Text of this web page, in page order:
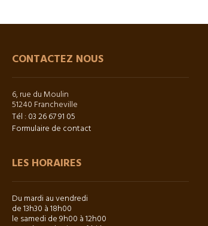
CONTACTEZ NOUS
6, rue du Moulin
51240 Francheville
Tél : 03 26 67 91 05
Formulaire de contact
LES HORAIRES
Du mardi au vendredi
de 13h30 à 18h00
le samedi de 9h00 à 12h00